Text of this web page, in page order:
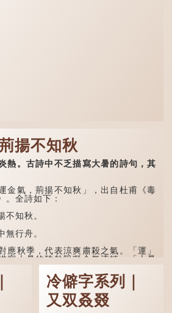
揚不知秋
。古詩中不乏描寫大暑的詩句，其
氣，荊揚不知秋」，出自杜甫《毒
。全詩如下：
知秋。
行舟。
秋季，代表涼爽肅殺之氣。「運」
寫大暑的酷熱阻礙金氣流轉。「大暑
寫炎熱阻滯了季節更替。
冷僻字系列｜
又双叒叕